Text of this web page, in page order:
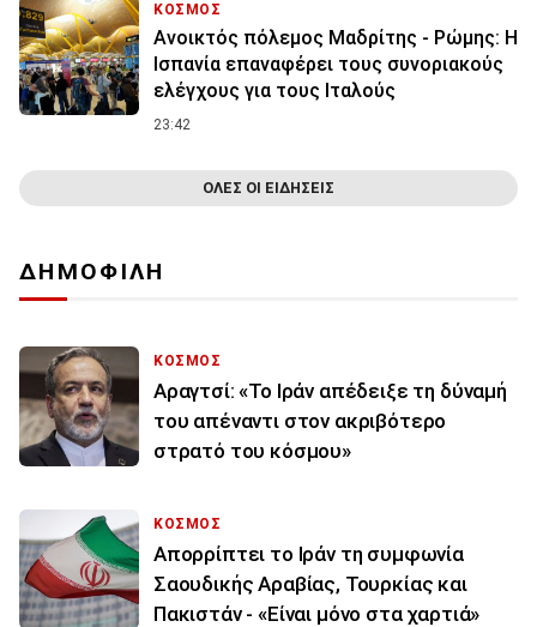
ΚΟΣΜΟΣ
Ανοικτός πόλεμος Μαδρίτης - Ρώμης: Η
Ισπανία επαναφέρει τους συνοριακούς
ελέγχους για τους Ιταλούς
23:42
ΟΛΕΣ ΟΙ ΕΙΔΗΣΕΙΣ
ΔΗΜΟΦΙΛΗ
ΚΟΣΜΟΣ
Αραγτσί: «Το Ιράν απέδειξε τη δύναμή
του απέναντι στον ακριβότερο
στρατό του κόσμου»
ΚΟΣΜΟΣ
Απορρίπτει το Ιράν τη συμφωνία
Σαουδικής Αραβίας, Τουρκίας και
Πακιστάν - «Είναι μόνο στα χαρτιά»